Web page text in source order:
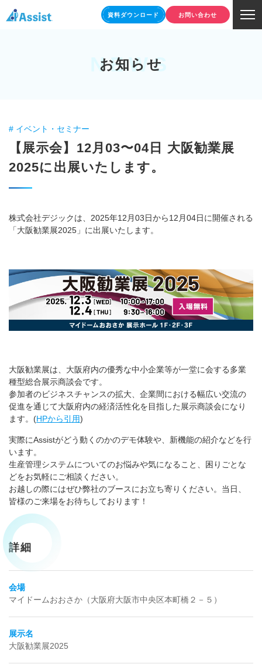
資料ダウンロード お問い合わせ
お知らせ
NEWS
# イベント・セミナー
【展示会】12月03〜04日 大阪勧業展
2025に出展いたします。
株式会社デジックは、2025年12月03日から12月04日に開催される
「大阪勧業展2025」に出展いたします。
大阪勧業展は、大阪府内の優秀な中小企業等が一堂に会する多業
種型総合展示商談会です。
参加者のビジネスチャンスの拡大、企業間における幅広い交流の
促進を通じて大阪府内の経済活性化を目指した展示商談会になり
ます。(HPから引用)
実際にAssistがどう動くのかのデモ体験や、新機能の紹介などを行
います。
生産管理システムについてのお悩みや気になること、困りごとな
どをお気軽にご相談ください。
お越しの際にはぜひ弊社のブースにお立ち寄りください。当日、
皆様のご来場をお待ちしております！
詳細
会場
マイドームおおさか（大阪府大阪市中央区本町橋２－５）
展示名
大阪勧業展2025